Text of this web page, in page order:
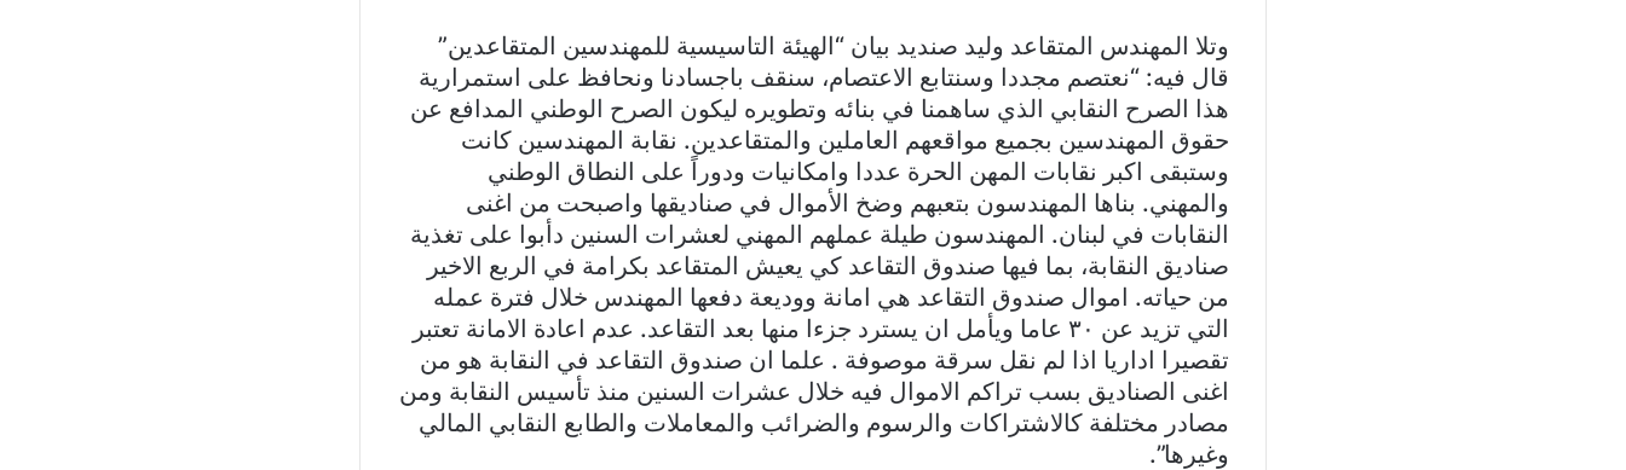
وتلا المهندس المتقاعد وليد صنديد بيان “الهيئة التاسيسية للمهندسين المتقاعدين”
قال فيه: “نعتصم مجددا وسنتابع الاعتصام، سنقف باجسادنا ونحافظ على استمراریة
ھذا الصرح النقابي الذي ساھمنا في بنائه وتطویره لیكون الصرح الوطني المدافع عن
حقوق المھندسین بجمیع مواقعھم العاملین والمتقاعدین. نقابة المھندسین كانت
وستبقى اكبر نقابات المھن الحرة عددا وامكانیات ودوراً على النطاق الوطني
والمھني. بناها المھندسون بتعبھم وضخ الأموال في صناديقها واصبحت من اغنى
النقابات في لبنان. المھندسون طیلة عملھم المھني لعشرات السنین دأبوا على تغذية
صنادیق النقابة، بما فیھا صندوق التقاعد كي یعیش المتقاعد بكرامة في الربع الاخیر
من حياته. اموال صندوق التقاعد ھي امانة وودیعة دفعھا المھندس خلال فترة عمله
التي تزید عن ٣٠ عاما ويأمل ان یسترد جزءا منھا بعد التقاعد. عدم اعادة الامانة تعتبر
تقصيرا اداريا اذا لم نقل سرقة موصوفة . علما ان صندوق التقاعد في النقابة ھو من
اغنى الصنادیق بسب تراكم الاموال فيه خلال عشرات السنین منذ تأسيس النقابة ومن
مصادر مختلفة كالاشتراكات والرسوم والضرائب والمعاملات والطابع النقابي المالي
وغیرھا”.